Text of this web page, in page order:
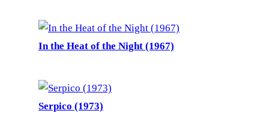
In the Heat of the Night (1967)
Serpico (1973)